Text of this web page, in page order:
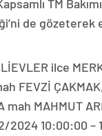
TM
de
ilce
FEVZİ
mah MAHMUT
2024 10:00:00 –